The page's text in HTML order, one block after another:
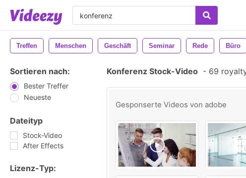
Treffen Menschen Geschäft Seminar Rede Büro
Sortieren nach:
Bester Treffer
Neueste
Dateityp
Stock-Video
After Effects
Lizenz-Typ:
Konferenz Stock-Video - 69
Gesponserte Videos von adobe